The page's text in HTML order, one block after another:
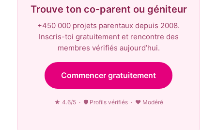
Trouve ton co-parent ou géniteur
+450 000 projets parentaux depuis 2008.
Inscris-toi gratuitement et rencontre des
membres vérifiés aujourd’hui.
Commencer gratuitement
★ 4.6/5 · 🛡 Profils vérifiés · ♥ Modéré